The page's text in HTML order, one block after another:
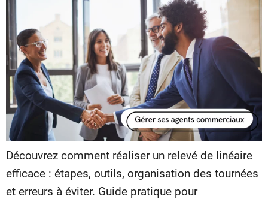
Découvrez comment réaliser un relevé de linéaire
efficace : étapes, outils, organisation des tournées
et erreurs à éviter. Guide pratique pour